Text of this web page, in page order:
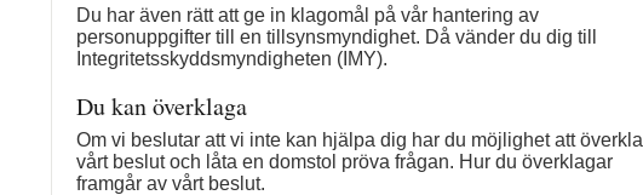
Du har även rätt att ge in klagomål på vår hantering av
personuppgifter till en tillsynsmyndighet. Då vänder du dig till
Integritetsskyddsmyndigheten (IMY).
Du kan överklaga
Om vi beslutar att vi inte kan hjälpa dig har du möjlighet att
vårt beslut och låta en domstol pröva frågan. Hur du överklagar
framgår av vårt beslut.